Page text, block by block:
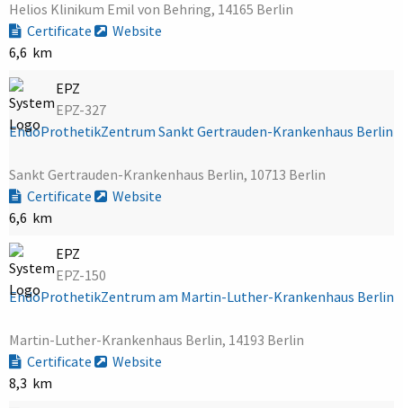
Helios Klinikum Emil von Behring, 14165 Berlin
Certificate
Website
6,6 km
EPZ
EPZ-327
EndoProthetikZentrum Sankt Gertrauden-Krankenhaus Berlin
Sankt Gertrauden-Krankenhaus Berlin, 10713 Berlin
Certificate
Website
6,6 km
EPZ
EPZ-150
EndoProthetikZentrum am Martin-Luther-Krankenhaus Berlin
Martin-Luther-Krankenhaus Berlin, 14193 Berlin
Certificate
Website
8,3 km